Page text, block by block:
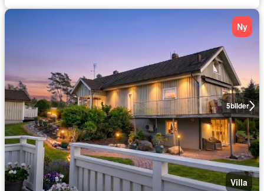
5bilder
Ny
Villa